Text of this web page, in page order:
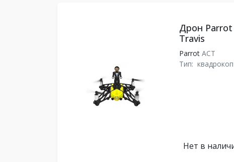
Дрон Parrot
Travis
ParrotACT
Тип:
Нет в